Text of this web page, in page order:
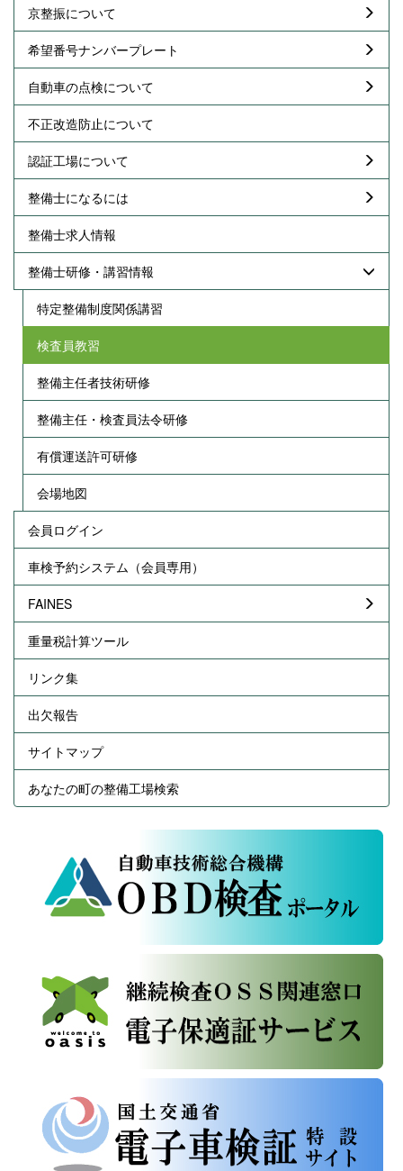
京整振について
希望番号ナンバープレート
自動車の点検について
不正改造防止について
認証工場について
整備士になるには
整備士求人情報
整備士研修・講習情報
特定整備制度関係講習
検査員教習
整備主任者技術研修
整備主任・検査員法令研修
有償運送許可研修
会場地図
会員ログイン
車検予約システム（会員専用）
FAINES
重量税計算ツール
リンク集
出欠報告
サイトマップ
あなたの町の整備工場検索